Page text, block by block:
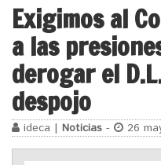
Exigimos al
a las
derogar el
despojo
ideca | Noticias - 26